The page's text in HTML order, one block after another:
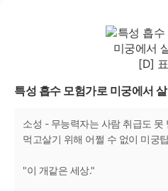
특성 흡수 모험가로 미궁에서
소성 - 무능력자는 사람 취급도 못
먹고살기 위해 어쩔 수 없이 미궁
"이 개같은 세상."